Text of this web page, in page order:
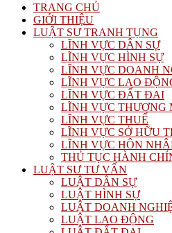
TRANG CHỦ
GIỚI THIỆU
LUẬT SƯ TRANH TỤNG
LĨNH VỰC DÂN SỰ
LĨNH VỰC HÌNH SỰ
LĨNH VỰC DOANH
LĨNH VỰC LAO
LĨNH VỰC ĐẤT ĐAI
LĨNH VỰC THƯƠNG
LĨNH VỰC THUẾ
LĨNH VỰC SỞ HỮU
LĨNH VỰC HÔN
THỦ TỤC HÀNH
LUẬT SƯ TƯ VẤN
LUẬT DÂN SỰ
LUẬT HÌNH SỰ
LUẬT DOANH
LUẬT LAO ĐỘNG